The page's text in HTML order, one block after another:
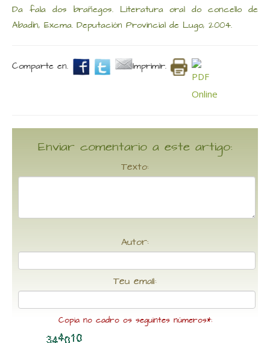
Da fala dos brañegos. Literatura oral do concello de
Abadín, Excma. Deputación Provincial de Lugo, 2004.
Comparte en. Imprimir.
Enviar comentario a este artigo:
Texto:
Autor:
Teu email:
Copia no cadro os seguintes números*: